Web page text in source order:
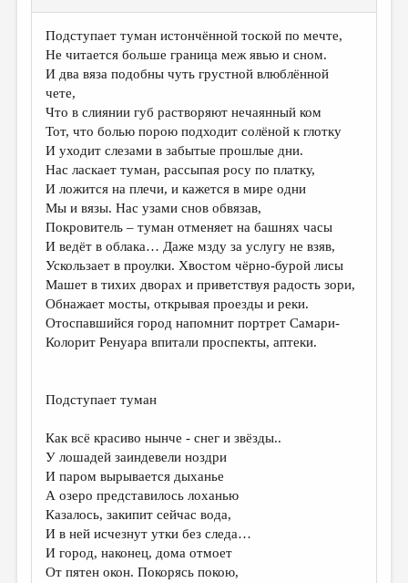
ЛИТСАЛОН
НОВОСТИ
ПРАВИЛА САЙТА
ОТДЕЛЫ И РУБРИКИ
ИЗБРАННОЕ
ДАЙДЖЕСТ
ПРОИЗВЕДЕНИЯ
ПЕРЕВОДЫ
КОНКУРСЫ
ДЕТСКАЯ КОМНАТА
КНИЖНАЯ ПОЛКА
СТРАНИЦЫ ПАМЯТИ
ОБЪЯВЛЕНИЯ
КОЛОНКА РЕДАКТОРА
РЕДКОЛЛЕГИЯ
ОТ РЕДАКЦИИ
МАЛАЯ ПРОЗА
Подступает туман истончённой тоской по мечте,
Не читается больше граница меж явью и сном.
И два вяза подобны чуть грустной влюблённой
чете,
Что в слиянии губ растворяют нечаянный ком
Тот, что болью порою подходит солёной к глотку
И уходит слезами в забытые прошлые дни.
Нас ласкает туман, рассыпая росу по платку,
И ложится на плечи, и кажется в мире одни
Мы и вязы. Нас узами снов обвязав,
Покровитель – туман отменяет на башнях часы
И ведёт в облака… Даже мзду за услугу не взяв,
Ускользает в проулки. Хвостом чёрно-бурой лисы
Машет в тихих дворах и приветствуя радость зори,
Обнажает мосты, открывая проезды и реки.
Отоспавшийся город напомнит портрет Самари-
Колорит Ренуара впитали проспекты, аптеки.
Подступает туман
Как всё красиво нынче - снег и звёзды..
У лошадей заиндевели ноздри
И паром вырывается дыханье
А озеро представилось лоханью
Казалось, закипит сейчас вода,
И в ней исчезнут утки без следа…
И город, наконец, дома отмоет
От пятен окон. Покорясь покою,